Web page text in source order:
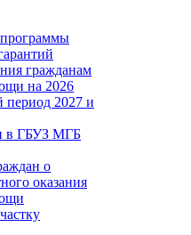
гражданам
на 2026
период 2027 и
в ГБУЗ МГБ
о
оказания